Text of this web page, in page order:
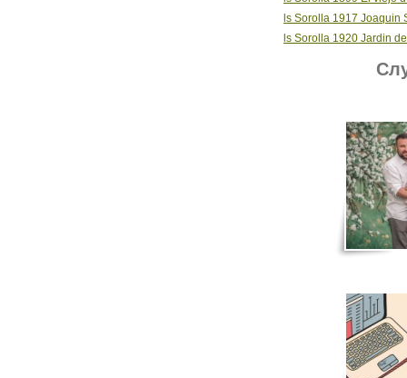
ls Sorolla 1917 Joaquin
ls Sorolla 1920 Jardin